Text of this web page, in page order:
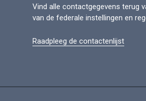
Vind alle contactgegevens terug
van de federale instellingen en
Raadpleeg de contactenlijst